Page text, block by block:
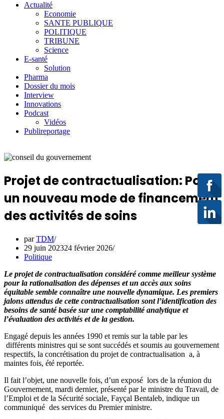
Actualité
Economie
SANTE PUBLIQUE
POLITIQUE
TRIBUNE
Science
E-santé
Solution
Pharma
Dossier du mois
Interview
Innovations
Podcast
Vidéos
Publireportage
Projet de contractualisation: Pour
un nouveau mode de financement
des activités de soins
parTDM
29 juin 202324 février 2026
Politique
Le projet de contractualisation considéré comme meilleur système
pour la rationalisation des dépenses et un accès aux soins
équitable semble connaître une nouvelle dynamique. Les premiers
jalons attendus de cette contractualisation sont l’identification des
besoins de santé basée sur une comptabilité analytique et
l’évaluation des activités et de la gestion.
Engagé depuis les années 1990 et remis sur la table par les
différents ministres qui se sont succédés et soumis au gouvernement
respectifs, la concrétisation du projet de contractualisation a, à
maintes fois, été reportée.
Il fait l’objet, une nouvelle fois, d’un exposé lors de la réunion du
Gouvernement, mardi dernier, présenté par le ministre du Travail, de
l’Emploi et de la Sécurité sociale, Fayçal Bentaleb, indique un
communiqué des services du Premier ministre.